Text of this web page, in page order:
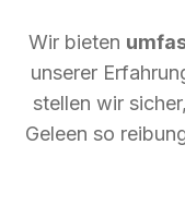
Wir bieten
unserer
stellen wir
Geleen so